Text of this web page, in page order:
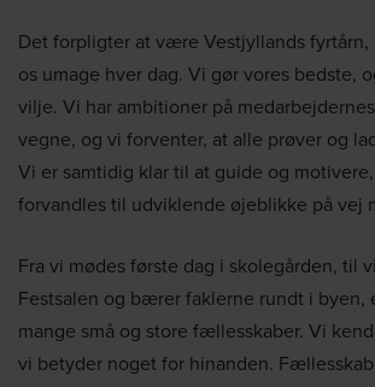
Det forpligter at være Vestjyllands fyrtårn,
os umage hver dag. Vi gør vores bedste,
vilje. Vi har ambitioner på
vegne, og vi forventer, at alle prøver og
Vi er samtidig klar til at guide og
forvandles til udviklende øjeblikke på vej
Fra vi mødes første dag i skolegården, til
Festsalen og bærer faklerne rundt i byen,
mange små og store fællesskaber. Vi
vi betyder noget for hinanden.